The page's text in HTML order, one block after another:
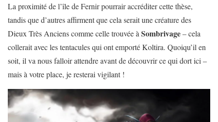
La proximité de l’île de Fernir pourrair accréditer cette thèse,
tandis que d’autres affirment que cela serait une créature des
Dieux Très Anciens comme celle trouvée à Sombrivage– cela
collerait avec les tentacules qui ont emporté Koltira. Quoiqu’il en
soit, il va nous falloir attendre avant de découvrir ce qui dort ici –
mais à votre place, je resterai vigilant !